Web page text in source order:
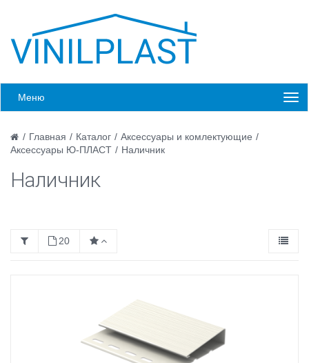
Меню
/ Главная / Каталог / Аксессуары и комлектующие /
Аксессуары Ю-ПЛАСТ / Наличник
Наличник
20